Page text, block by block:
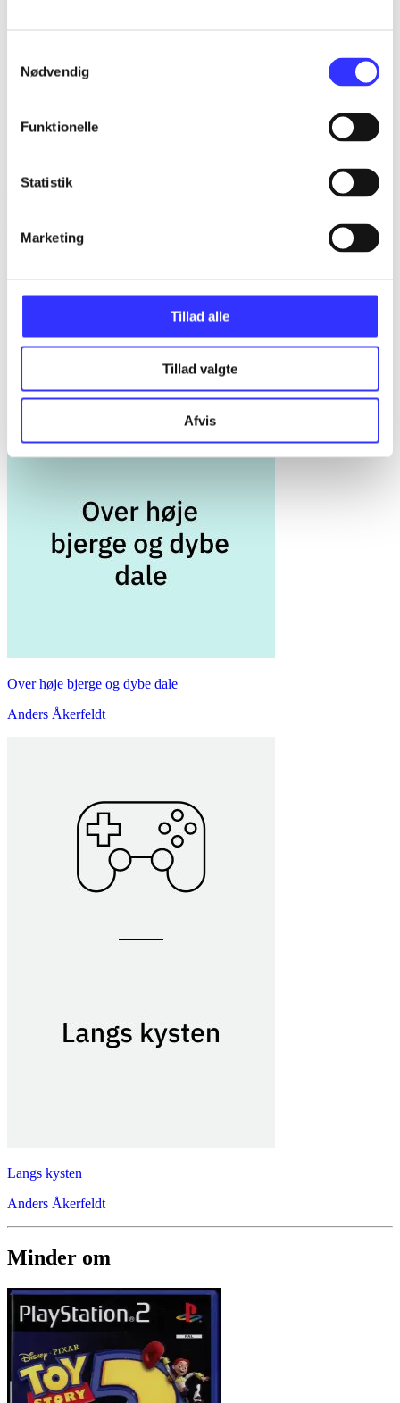
Nødvendig
Funktionelle
Statistik
Marketing
Tillad alle
Tillad valgte
Afvis
Over høje bjerge og dybe dale
Anders Åkerfeldt
Langs kysten
Anders Åkerfeldt
Minder om